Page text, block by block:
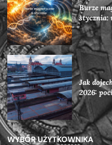
Burze
stycznia:
Jak
2026:
WYBÓR UŻYTKOWNIKA